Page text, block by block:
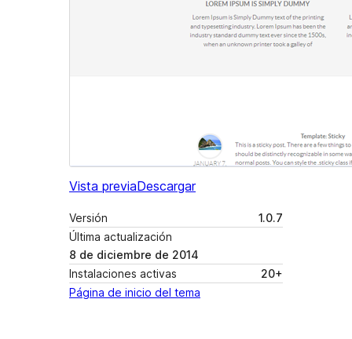
Vista previaDescargar
Versión
1.0.7
Última actualización
8 de diciembre de 2014
Instalaciones activas
20+
Página de inicio del tema